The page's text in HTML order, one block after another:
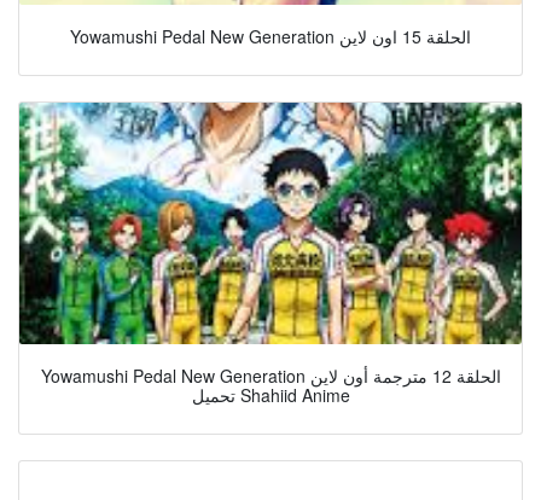
Yowamushi Pedal New Generation الحلقة 15 اون لاين
Yowamushi Pedal New Generation الحلقة 12 مترجمة أون لاين
تحميل Shahiid Anime